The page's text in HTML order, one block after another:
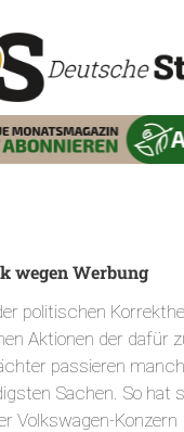
wegen Werbung
politischen
Aktionen der dafür
passieren
Sachen. So hat
Volkswagen-Konzern